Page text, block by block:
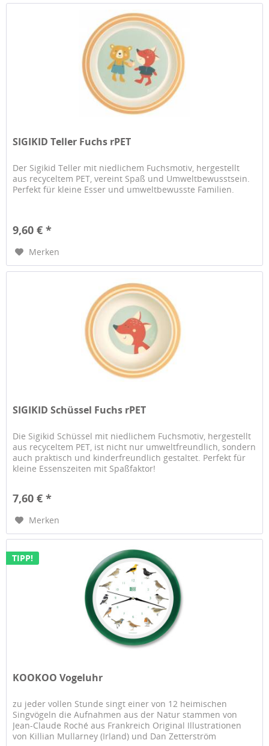
SIGIKID Teller Fuchs rPET
Der Sigikid Teller mit niedlichem Fuchsmotiv, hergestellt
aus recyceltem PET, vereint Spaß und Umweltbewusstsein.
Perfekt für kleine Esser und umweltbewusste Familien.
9,60 € *
Merken
SIGIKID Schüssel Fuchs rPET
Die Sigikid Schüssel mit niedlichem Fuchsmotiv, hergestellt
aus recyceltem PET, ist nicht nur umweltfreundlich, sondern
auch praktisch und kinderfreundlich gestaltet. Perfekt für
kleine Essenszeiten mit Spaßfaktor!
7,60 € *
Merken
TIPP!
KOOKOO Vogeluhr
zu jeder vollen Stunde singt einer von 12 heimischen
Singvögeln die Aufnahmen aus der Natur stammen von
Jean-Claude Roché aus Frankreich Original Illustrationen
von Killian Mullarney (Irland) und Dan Zetterström